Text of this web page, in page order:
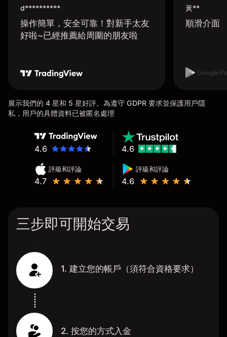
d**********
操作簡單，安全可靠！對新手太友
好啦~已經推薦給周圍的朋友啦
黃**
順滑介面
展示我們的 4 星和 5 星好評。為遵守 GDPR 要求並保護用戶隱
私，用戶的具體資料已被匿名處理
4.6
評級和評論
4.7
評級和評論
4.6
4.6
三步即可開始交易
1. 建立您的帳戶（須符合資格要求）
2. 按您的方式入金